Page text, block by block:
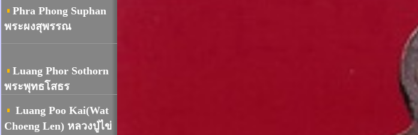
Phra Phong Suphan
พระผงสุพรรณ
Luang Phor Sothorn
พระพุทธโสธร
Luang Poo Kai(Wat
Choeng Len) หลวงปู่ไข่